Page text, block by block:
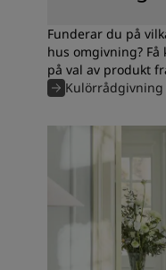
Funderar du på
hus omgivning?
på val av produkt
Kulörrådgivning